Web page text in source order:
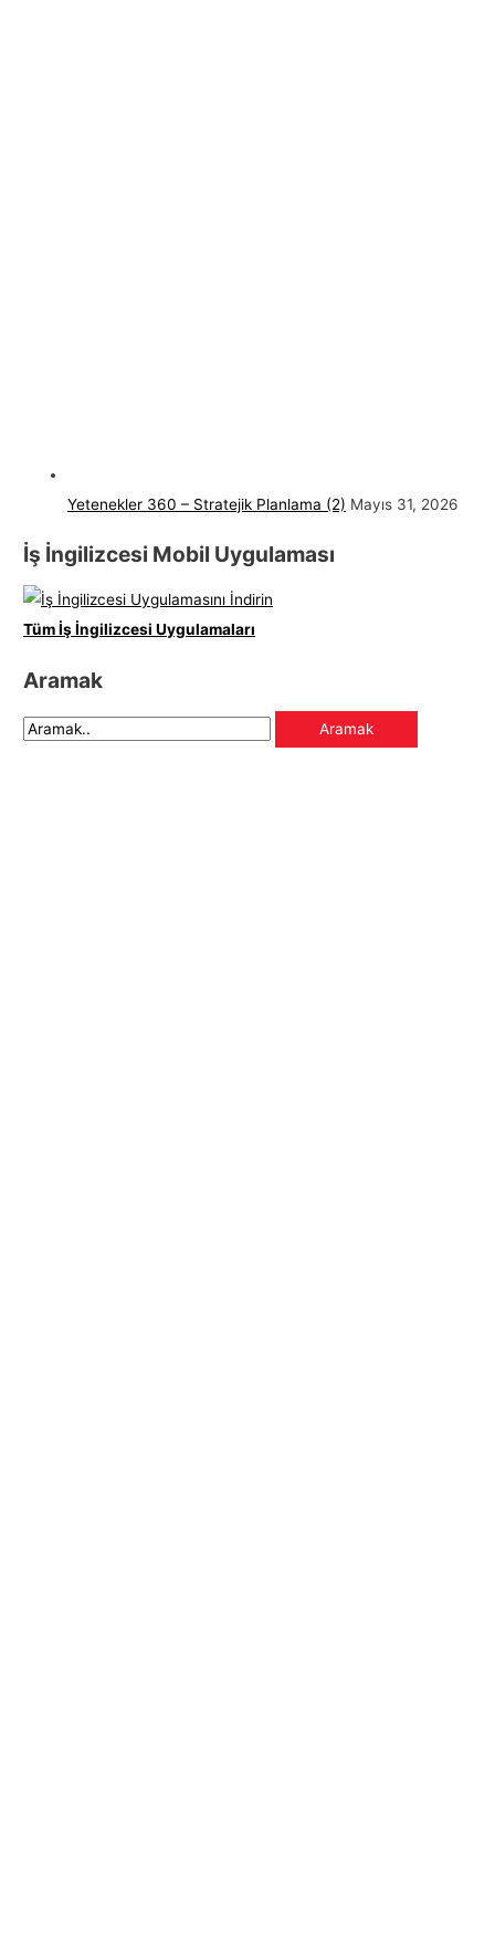
Yetenekler 360 – Stratejik Planlama (2) Mayıs 31, 2026
İş İngilizcesi Mobil Uygulaması
Tüm İş İngilizcesi Uygulamaları
Aramak